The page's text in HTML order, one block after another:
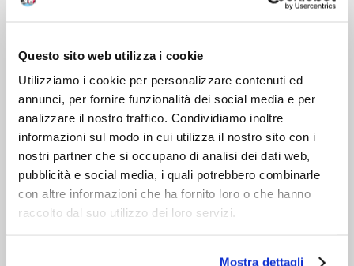
Questo sito web utilizza i cookie
Utilizziamo i cookie per personalizzare contenuti ed
annunci, per fornire funzionalità dei social media e per
analizzare il nostro traffico. Condividiamo inoltre
informazioni sul modo in cui utilizza il nostro sito con i
nostri partner che si occupano di analisi dei dati web,
pubblicità e social media, i quali potrebbero combinarle
con altre informazioni che ha fornito loro o che hanno
raccolto dal suo utilizzo dei loro servizi.
Mostra dettagli
DOPO L'ACQUISTO
VIENI A CONOSCERCI